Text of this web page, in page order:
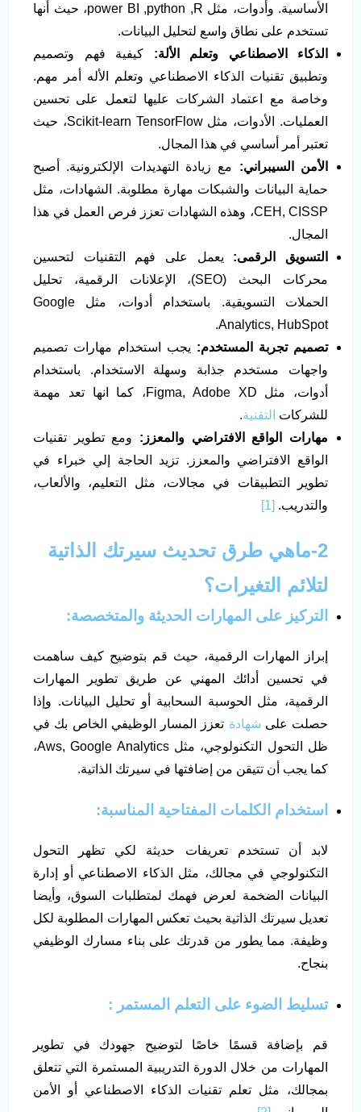
الأساسية. وأدوات، مثل power BI ,python ,R، حيث أنها
تستخدم على نطاق واسع لتحليل البيانات.
الذكاء الاصطناعي وتعلم الألة: كيفية فهم وتصميم
وتطبيق تقنيات الذكاء الاصطناعي وتعلم الأله أمر مهم.
وخاصة مع اعتماد الشركات عليها لتعمل على تحسين
العمليات. الأدوات، مثل Scikit-learn TensorFlow، حيث
تعتبر أمر أساسي في هذا المجال.
الأمن السيبراني: مع زيادة التهديدات الإلكترونية. أصبح
حماية البيانات والشبكات مهارة مطلوبة. الشهادات، مثل
CEH, CISSP، وهذه الشهادات تعزز فرص العمل في هذا
المجال.
التسويق الرقمى: يعمل على فهم التقنيات لتحسين
محركات البحث (SEO)، الإعلانات الرقمية، تحليل
الحملات التسويقية. باستخدام أدوات، مثل Google
Analytics, HubSpot.
تصميم تجربة المستخدم: يجب استخدام مهارات تصميم
واجهات مستخدم جذابة وسهلة الاستخدام. باستخدام
أدوات، مثل Figma, Adobe XD، كما انها تعد مهمة
للشركات التقنية.
مهارات الواقع الافتراضي والمعزز: ومع تطوير تقنيات
الواقع الافتراضي والمعزز. تزيد الحاجة إلي خبراء في
تطوير التطبيقات في مجالات، مثل التعليم، والألعاب،
والتدريب. [1]
2-ماهي طرق تحديث سيرتك الذاتية
لتلائم التغيرات؟
التركيز على المهارات الحديثة والمتخصصة:
إبراز المهارات الرقمية، حيث قم بتوضيح كيف ساهمت
في تحسين أدائك المهني عن طريق تطوير المهارات
الرقمية، مثل الحوسبة السحابية أو تحليل البيانات. وإذا
حصلت على شهادة تعزز المسار الوظيفي الخاص بك في
ظل التحول التكنولوجي، مثل Aws, Google Analytics،
كما يجب أن تتيقن من إضافتها في سيرتك الذاتية.
استخدام الكلمات المفتاحية المناسبة:
لابد أن تستخدم تعريفات حديثة لكي تظهر التحول
التكنولوجي في مجالك، مثل الذكاء الاصطناعي أو إدارة
البيانات الضخمة لعرض فهمك لمتطلبات السوق، وأيضا
تعديل سيرتك الذاتية بحيث تعكس المهارات المطلوبة لكل
وظيفة. مما يطور من قدرتك على بناء مسارك الوظيفي
بنجاح.
تسليط الضوء على التعلم المستمر :
قم بإضافة قسمًا خاصًا لتوضيح جهودك في تطوير
المهارات من خلال الدورة التدريبية المستمرة التي تتعلق
بمجالك، مثل تعلم تقنيات الذكاء الاصطناعي أو الأمن